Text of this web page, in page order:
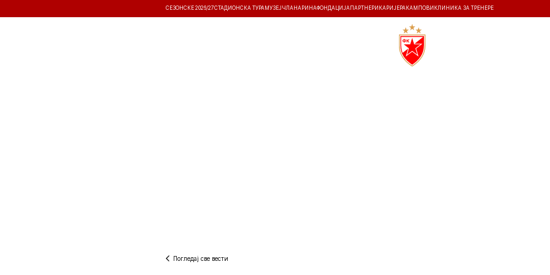
СЕЗОНСКЕ 2026/27СТАДИОНСКА ТУРА МУЗЕЈ ЧЛАНАРИНАФОНДАЦИЈА ПАРТНЕРИ КАРИЈЕРА КАМПОВИ КЛИНИКА ЗА ТРЕНЕРЕ
Погледај све вести